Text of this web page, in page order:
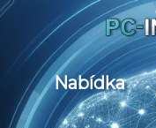
Nabídka